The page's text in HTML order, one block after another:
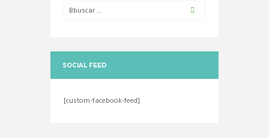
SOCIAL FEED
[custom-facebook-feed]